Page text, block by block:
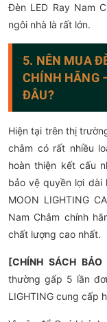
Đèn LED Ray Nam
ngôi nhà là rất lớn.
5. NÊN MUA
CHÍNH HÃNG
ĐÂU?
Hiện tại trên thị
châm có rất nhiều
hoàn thiện kết cấu
bảo vệ quyền lợi dài
MOON LIGHTING
Nam Châm chính
chất lượng cao nhất.
[CHÍNH SÁCH BẢO
thường gấp 5 lần
LIGHTING cung cấp